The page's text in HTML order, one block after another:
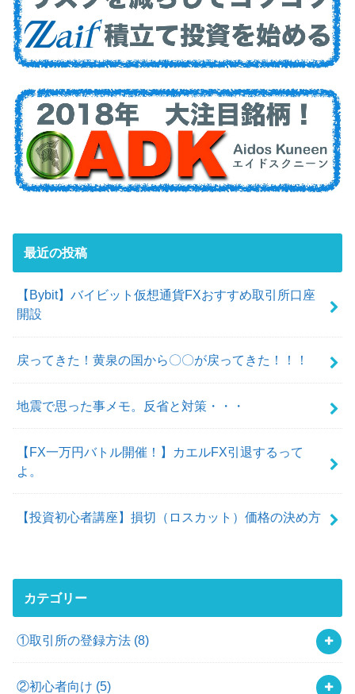
最近の投稿
【Bybit】バイビット仮想通貨FXおすすめ取引所口座
開設
戻ってきた！黄泉の国から〇〇が戻ってきた！！！
地震で思った事メモ。反省と対策・・・
【FX一万円バトル開催！】カエルFX引退するって
よ。
【投資初心者講座】損切（ロスカット）価格の決め方
カテゴリー
①取引所の登録方法 (8)
②初心者向け (5)